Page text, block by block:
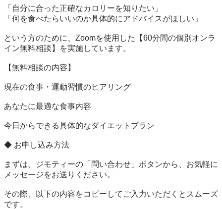
「自分に合った正確なカロリーを知りたい」
「何を食べたらいいのか具体的にアドバイスがほしい」
という方のために、Zoomを使用した【60分間の個別オンラ
イン無料相談】を実施しています。
【無料相談の内容】
現在の食事・運動習慣のヒアリング
あなたに最適な食事内容
今日からできる具体的なダイエットプラン
◆ お申し込み方法
まずは、ジモティーの「問い合わせ」ボタンから、お気軽に
メッセージをお送りください。
その際、以下の内容をコピーしてご入力いただくとスムーズ
です。